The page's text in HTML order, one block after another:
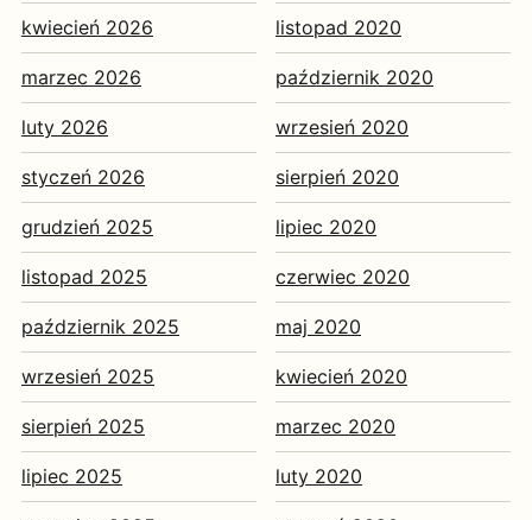
kwiecień 2026
marzec 2026
luty 2026
styczeń 2026
grudzień 2025
listopad 2025
październik 2025
wrzesień 2025
sierpień 2025
lipiec 2025
listopad 2020
październik 2020
wrzesień 2020
sierpień 2020
lipiec 2020
czerwiec 2020
maj 2020
kwiecień 2020
marzec 2020
luty 2020